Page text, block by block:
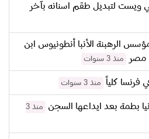
لتبديل طقم اسنانه بآخر
الرهبنة الأنبا أنطونيوس ابن
مصر
منذ 3 سنوات
فرنسا كلياً منذ 3 سنوات
بطمة بعد ايداعها السجن
منذ 3